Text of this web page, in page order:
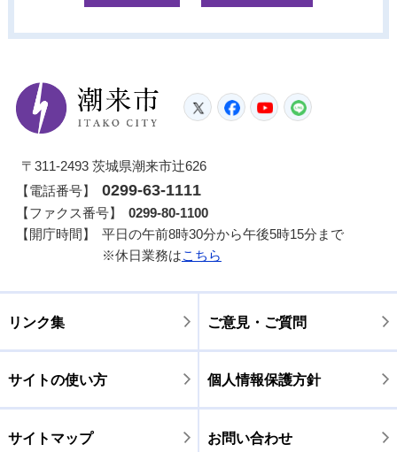
潮来市
TwitterFacebook
YouTube
〒311-2493 茨城県潮来市辻626
【電話番号】
0299-63-1111
【ファクス番号】
0299-80-1100
【開庁時間】
平日の午前8時30分から午後5時15分まで
※休日業務はこちら
リンク集 ご意見・ご質問
サイトの使い方 個人情報保護方針
サイトマップ お問い合わせ